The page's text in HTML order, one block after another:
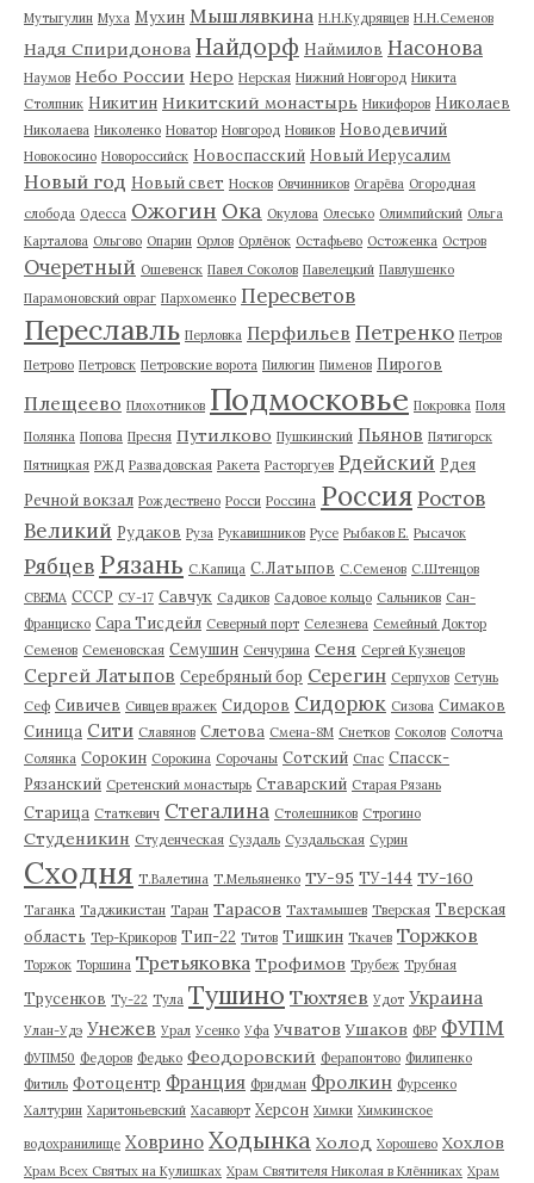
Мутыгулин Муха Мухин Мышлявкина Н.Н.Кудрявцев Н.Н.Семенов
Надя Спиридонова Найдорф Наймилов Насонова
Наумов Небо России Неро Нерская Нижний Новгород Никита
Столпник Никитин Никитский монастырь Никифоров Николаев
Николаева Николенко Новатор Новгород Новиков Новодевичий
Новокосино Новороссийск Новоспасский Новый Иерусалим
Новый год Новый свет Носков Овчинников Огарёва Огородная
слобода Одесса Ожогин Ока Окулова Олесько Олимпийский Ольга
Карталова Ольгово Опарин Орлов Орлёнок Остафьево Остоженка Остров
Очеретный Ошевенск Павел Соколов Павелецкий Павлушенко
Парамоновский овраг Пархоменко Пересветов
Переславль Перловка Перфильев Петренко Петров
Петрово Петровск Петровские ворота Пилюгин Пименов Пирогов
Плещеево Плохотников Подмосковье Покровка Поля
Полянка Попова Пресня Путилково Пушкинский Пьянов Пятигорск
Пятницкая РЖД Развадовская Ракета Расторгуев Рдейский Рдея
Речной вокзал Рождествено Росси Россина Россия Ростов
Великий Рудаков Руза Рукавишников Русе Рыбаков Е. Рысачок
Рябцев Рязань С.Капица С.Латыпов С.Семенов С.Штенцов
СВЕМА СССР СУ-17 Савчук Садиков Садовое кольцо Сальников Сан-
Франциско Сара Тисдейл Северный порт Селезнева Семейный Доктор
Семенов Семеновская Семушин Сенчурина Сеня Сергей Кузнецов
Сергей Латыпов Серебряный бор Серегин Серпухов Сетунь
Сеф Сивичев Сивцев вражек Сидоров Сидорюк Сизова Симаков
Синица Сити Славянов Слетова Смена-8М Снетков Соколов Солотча
Солянка Сорокин Сорокина Сорочаны Сотский Спас Спасск-
Рязанский Сретенский монастырь Ставарский Старая Рязань
Старица Статкевич Стегалина Столешников Строгино
Студеникин Студенческая Суздаль Суздальская Сурин
Сходня Т.Валетина Т.Мельяненко ТУ-95 ТУ-144 ТУ-160
Таганка Таджикистан Таран Тарасов Тахтамышев Тверская Тверская
область Тер-Крикоров Тип-22 Титов Тишкин Ткачев Торжков
Торжок Торшина Третьяковка Трофимов Трубеж Трубная
Трусенков Ту-22 Тула Тушино Тюхтяев Удот Украина
Улан-Удэ Унежев Урал Усенко Уфа Учватов Ушаков ФВР ФУПМ
ФУПМ50 Федоров Федько Феодоровский Ферапонтово Филипенко
Фитиль Фотоцентр Франция Фридман Фролкин Фурсенко
Халтурин Харитоньевский Хасавюрт Херсон Химки Химкинское
водохранилище Ховрино Ходынка Холод Хорошево Хохлов
Храм Всех Святых на Кулишках Храм Святителя Николая в Клённиках Храм